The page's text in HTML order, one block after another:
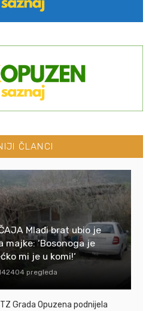
ČLANCI
Mlađi brat ubio je
‘Bosonoga je
mi je u komi!‘
pregleda
Grada Opuzena podnijela